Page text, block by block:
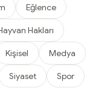
Eğlence
Hakları
Kişisel Medya
Siyaset Spor